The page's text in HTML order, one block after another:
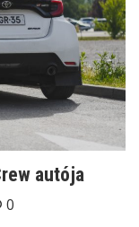
autója
0